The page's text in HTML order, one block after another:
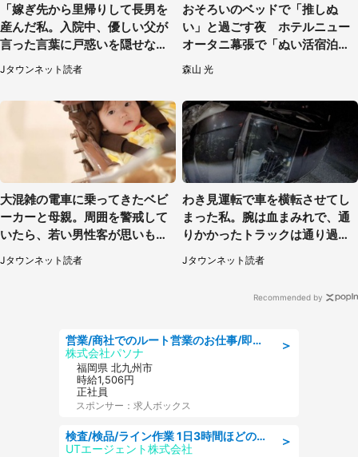
「嫁ぎ先から里帰りして長男を
産んだ私。入院中、優しい父が
言った言葉に戸惑いを隠せな
い」（兵庫県・50代女性）
Jタウンネット読者
おそろいのベッドで「推しぬ
い」と過ごす夜 ホテルニュー
オータニ幕張で「ぬい活宿泊プ
ラン」開始【8／8～3／31】
森山 光
大混雑の電車に乗ってきたベビ
ーカーと母親。周囲を警戒して
いたら、若い男性客が思いもよ
らぬ行動に（東京都・50代女
性）
Jタウンネット読者
わき見運転で車を横転させてし
まった私。腕は血まみれで、通
りかかったトラックは通り過ぎ
ていき...（福岡県・30代女性）
Jタウンネット読者
Recommended by
＞
営業/商社でのルート営業のお仕事/即日勤務可/車通勤可/営業
株式会社パソナ
福岡県 北九州市
時給1,506円
正社員
スポンサー：求人ボックス
＞
検査/検品/ライン作業 1日3時間ほどの短時間 土日祝休 残業少なめ 検品·検査
UTエージェント株式会社